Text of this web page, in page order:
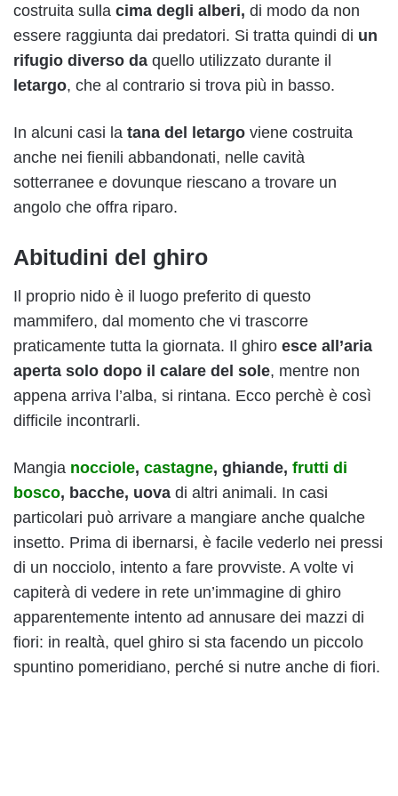
costruita sulla cima degli alberi, di modo da non
essere raggiunta dai predatori. Si tratta quindi di un
rifugio diverso da quello utilizzato durante il
letargo, che al contrario si trova più in basso.
In alcuni casi la tana del letargo viene costruita
anche nei fienili abbandonati, nelle cavità
sotterranee e dovunque riescano a trovare un
angolo che offra riparo.
Abitudini del ghiro
Il proprio nido è il luogo preferito di questo
mammifero, dal momento che vi trascorre
praticamente tutta la giornata. Il ghiro esce all’aria
aperta solo dopo il calare del sole, mentre non
appena arriva l’alba, si rintana. Ecco perchè è così
difficile incontrarli.
Mangia nocciole, castagne, ghiande, frutti di
bosco, bacche, uova di altri animali. In casi
particolari può arrivare a mangiare anche qualche
insetto. Prima di ibernarsi, è facile vederlo nei pressi
di un nocciolo, intento a fare provviste. A volte vi
capiterà di vedere in rete un’immagine di ghiro
apparentemente intento ad annusare dei mazzi di
fiori: in realtà, quel ghiro si sta facendo un piccolo
spuntino pomeridiano, perché si nutre anche di fiori.